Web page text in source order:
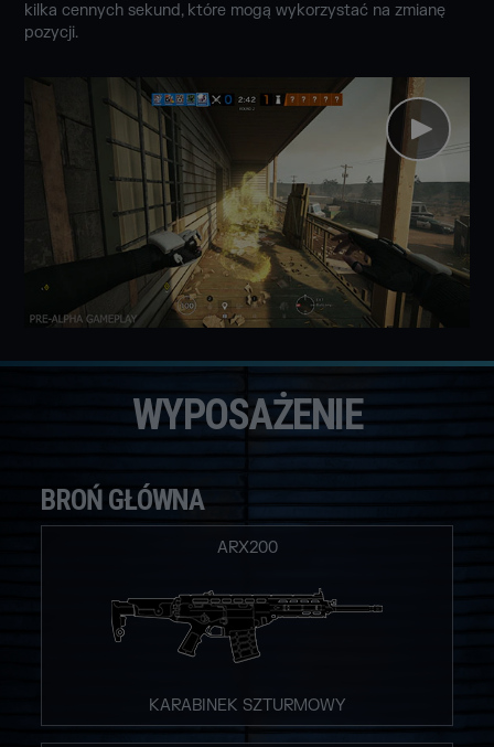
kilka cennych sekund, które mogą wykorzystać na zmianę
pozycji.
WYPOSAŻENIE
BROŃ GŁÓWNA
ARX200
KARABINEK SZTURMOWY